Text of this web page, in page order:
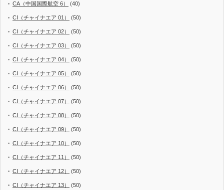
CA（中国国際航空 6） (40)
CI（チャイナエア 01） (50)
CI（チャイナエア 02） (50)
CI（チャイナエア 03） (50)
CI（チャイナエア 04） (50)
CI（チャイナエア 05） (50)
CI（チャイナエア 06） (50)
CI（チャイナエア 07） (50)
CI（チャイナエア 08） (50)
CI（チャイナエア 09） (50)
CI（チャイナエア 10） (50)
CI（チャイナエア 11） (50)
CI（チャイナエア 12） (50)
CI（チャイナエア 13） (50)